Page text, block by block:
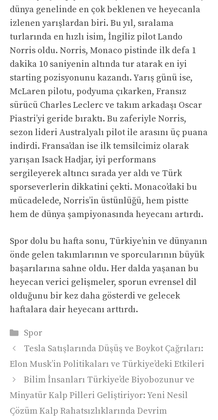
dünya genelinde en çok beklenen ve heyecanla
izlenen yarışlardan biri. Bu yıl, sıralama
turlarında en hızlı isim, İngiliz pilot Lando
Norris oldu. Norris, Monaco pistinde ilk defa 1
dakika 10 saniyenin altında tur atarak en iyi
starting pozisyonunu kazandı. Yarış günü ise,
McLaren pilotu, podyuma çıkarken, Fransız
sürücü Charles Leclerc ve takım arkadaşı Oscar
Piastri’yi geride bıraktı. Bu zaferiyle Norris,
sezon lideri Australyalı pilot ile arasını üç puana
indirdi. Fransa’dan ise ilk temsilcimiz olarak
yarışan Isack Hadjar, iyi performans
sergileyerek altıncı sırada yer aldı ve Türk
sporseverlerin dikkatini çekti. Monaco’daki bu
mücadelede, Norris’in üstünlüğü, hem pistte
hem de dünya şampiyonasında heyecanı artırdı.
Spor dolu bu hafta sonu, Türkiye’nin ve dünyanın
önde gelen takımlarının ve sporcularının büyük
başarılarına sahne oldu. Her dalda yaşanan bu
heyecan verici gelişmeler, sporun evrensel dil
olduğunu bir kez daha gösterdi ve gelecek
haftalara dair heyecanı arttırdı.
Kategoriler
Spor
Tesla Satışlarında Düşüş ve Boykot Çağrıları:
Elon Musk’in Politikaları ve Türkiye’deki Etkileri
Bilim İnsanları Türkiye’de Biyobozunur ve
Minyatür Kalp Pilleri Geliştiriyor: Yeni Nesil
Çözüm Kalp Rahatsızlıklarında Devrim